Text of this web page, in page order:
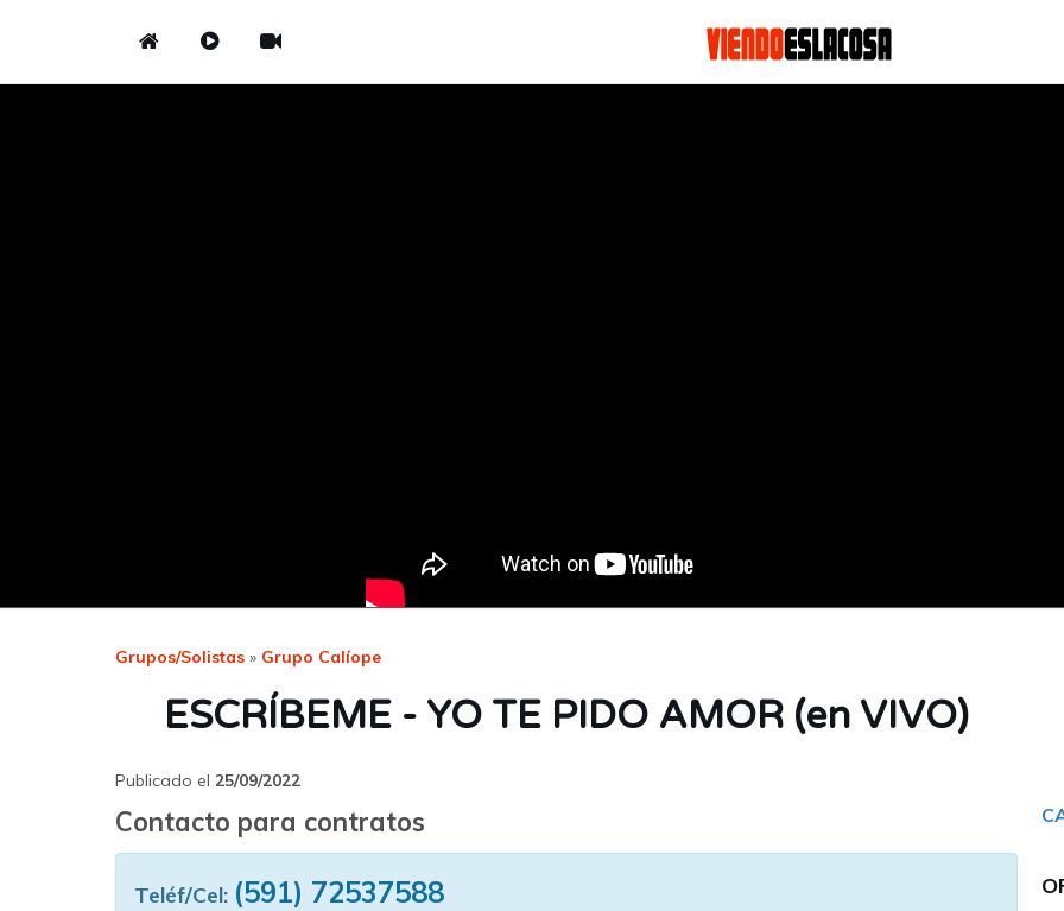
Grupos/Solistas » Grupo Calíope
ESCRÍBEME - YO TE PIDO AMOR (en VIVO)
Publicado el 25/09/2022
Contacto para contratos
Teléf/Cel: (591) 72537588